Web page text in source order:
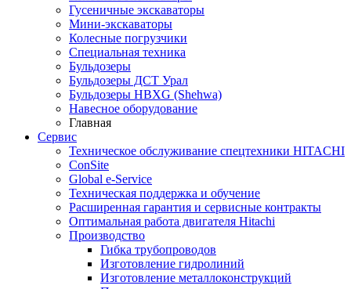
Гусеничные экскаваторы
Мини-экскаваторы
Колесные погрузчики
Специальная техника
Бульдозеры
Бульдозеры ДСТ Урал
Бульдозеры HBXG (Shehwa)
Навесное оборудование
Главная
Сервис
Техническое обслуживание спецтехники HITACHI
ConSite
Global e-Service
Техническая поддержка и обучение
Расширенная гарантия и сервисные контракты
Оптимальная работа двигателя Hitachi
Производство
Гибка трубопроводов
Изготовление гидролиний
Изготовление металлоконструкций